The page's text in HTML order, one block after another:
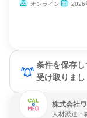
オンライン
2026
条件を保存
受け取りまし
株式会社
人材派遣・